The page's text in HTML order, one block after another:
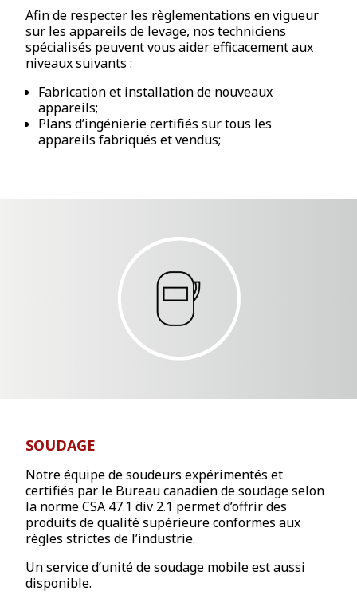
Afin de respecter les règlementations en vigueur
sur les appareils de levage, nos techniciens
spécialisés peuvent vous aider efficacement aux
niveaux suivants :
Fabrication et installation de nouveaux
appareils;
Plans d’ingénierie certifiés sur tous les
appareils fabriqués et vendus;
SOUDAGE
Notre équipe de soudeurs expérimentés et
certifiés par le Bureau canadien de soudage selon
la norme CSA 47.1 div 2.1 permet d’offrir des
produits de qualité supérieure conformes aux
règles strictes de l’industrie.
Un service d’unité de soudage mobile est aussi
disponible.